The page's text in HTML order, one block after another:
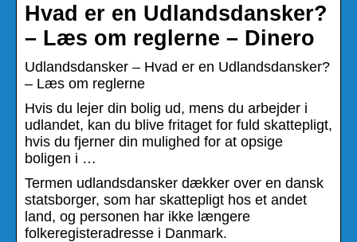
Hvad er en Udlandsdansker?
– Læs om reglerne – Dinero
Udlandsdansker – Hvad er en Udlandsdansker?
– Læs om reglerne
Hvis du lejer din bolig ud, mens du arbejder i
udlandet, kan du blive fritaget for fuld skattepligt,
hvis du fjerner din mulighed for at opsige
boligen i …
Termen udlandsdansker dækker over en dansk
statsborger, som har skattepligt hos et andet
land, og personen har ikke længere
folkeregisteradresse i Danmark.